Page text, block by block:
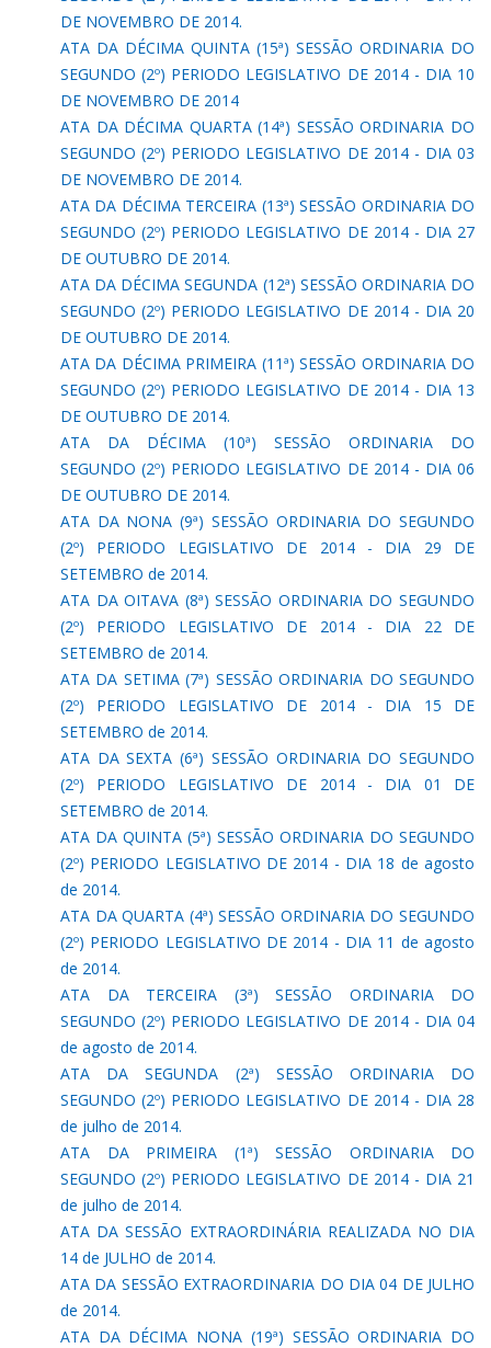
DE NOVEMBRO DE 2014.
ATA DA DÉCIMA QUINTA (15ª) SESSÃO ORDINARIA DO
SEGUNDO (2º) PERIODO LEGISLATIVO DE 2014 - DIA 10
DE NOVEMBRO DE 2014
ATA DA DÉCIMA QUARTA (14ª) SESSÃO ORDINARIA DO
SEGUNDO (2º) PERIODO LEGISLATIVO DE 2014 - DIA 03
DE NOVEMBRO DE 2014.
ATA DA DÉCIMA TERCEIRA (13ª) SESSÃO ORDINARIA DO
SEGUNDO (2º) PERIODO LEGISLATIVO DE 2014 - DIA 27
DE OUTUBRO DE 2014.
ATA DA DÉCIMA SEGUNDA (12ª) SESSÃO ORDINARIA DO
SEGUNDO (2º) PERIODO LEGISLATIVO DE 2014 - DIA 20
DE OUTUBRO DE 2014.
ATA DA DÉCIMA PRIMEIRA (11ª) SESSÃO ORDINARIA DO
SEGUNDO (2º) PERIODO LEGISLATIVO DE 2014 - DIA 13
DE OUTUBRO DE 2014.
ATA DA DÉCIMA (10ª) SESSÃO ORDINARIA DO
SEGUNDO (2º) PERIODO LEGISLATIVO DE 2014 - DIA 06
DE OUTUBRO DE 2014.
ATA DA NONA (9ª) SESSÃO ORDINARIA DO SEGUNDO
(2º) PERIODO LEGISLATIVO DE 2014 - DIA 29 DE
SETEMBRO de 2014.
ATA DA OITAVA (8ª) SESSÃO ORDINARIA DO SEGUNDO
(2º) PERIODO LEGISLATIVO DE 2014 - DIA 22 DE
SETEMBRO de 2014.
ATA DA SETIMA (7ª) SESSÃO ORDINARIA DO SEGUNDO
(2º) PERIODO LEGISLATIVO DE 2014 - DIA 15 DE
SETEMBRO de 2014.
ATA DA SEXTA (6ª) SESSÃO ORDINARIA DO SEGUNDO
(2º) PERIODO LEGISLATIVO DE 2014 - DIA 01 DE
SETEMBRO de 2014.
ATA DA QUINTA (5ª) SESSÃO ORDINARIA DO SEGUNDO
(2º) PERIODO LEGISLATIVO DE 2014 - DIA 18 de agosto
de 2014.
ATA DA QUARTA (4ª) SESSÃO ORDINARIA DO SEGUNDO
(2º) PERIODO LEGISLATIVO DE 2014 - DIA 11 de agosto
de 2014.
ATA DA TERCEIRA (3ª) SESSÃO ORDINARIA DO
SEGUNDO (2º) PERIODO LEGISLATIVO DE 2014 - DIA 04
de agosto de 2014.
ATA DA SEGUNDA (2ª) SESSÃO ORDINARIA DO
SEGUNDO (2º) PERIODO LEGISLATIVO DE 2014 - DIA 28
de julho de 2014.
ATA DA PRIMEIRA (1ª) SESSÃO ORDINARIA DO
SEGUNDO (2º) PERIODO LEGISLATIVO DE 2014 - DIA 21
de julho de 2014.
ATA DA SESSÃO EXTRAORDINÁRIA REALIZADA NO DIA
14 de JULHO de 2014.
ATA DA SESSÃO EXTRAORDINARIA DO DIA 04 DE JULHO
de 2014.
ATA DA DÉCIMA NONA (19ª) SESSÃO ORDINARIA DO